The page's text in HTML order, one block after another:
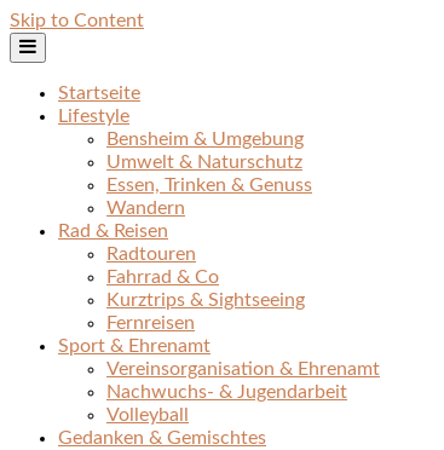
Skip to Content
Startseite
Lifestyle
Bensheim & Umgebung
Umwelt & Naturschutz
Essen, Trinken & Genuss
Wandern
Rad & Reisen
Radtouren
Fahrrad & Co
Kurztrips & Sightseeing
Fernreisen
Sport & Ehrenamt
Vereinsorganisation & Ehrenamt
Nachwuchs- & Jugendarbeit
Volleyball
Gedanken & Gemischtes